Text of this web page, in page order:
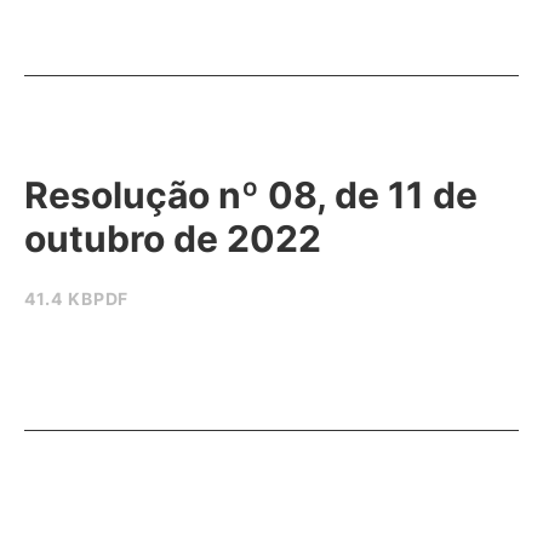
41.4 KBPDF
Resolução nº 08, de 11 de
outubro de 2022